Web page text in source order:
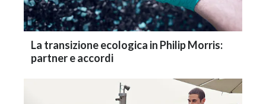
La transizione ecologica in Philip Morris:
partner e accordi